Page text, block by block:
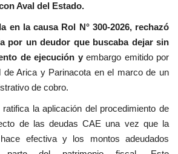
Aval del Estado.
en la causa Rol N° 300-2026, rechazó
por un deudor que buscaba dejar sin
de ejecución yembargo emitido por
de Arica y Parinacota en el marco de un
de cobro.
la aplicación del procedimiento de
de las deudas CAE una vez que la
efectiva y los montos adeudados